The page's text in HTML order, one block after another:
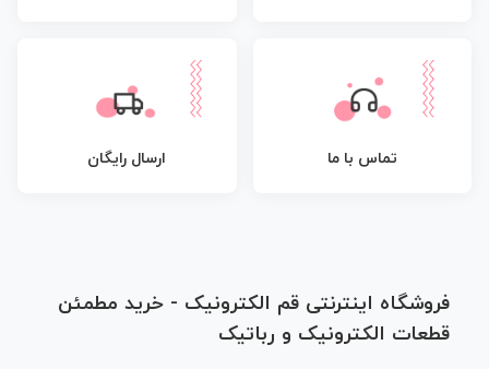
تماس با ما ارسال رایگان
فروشگاه اینترنتی قم الکترونیک - خرید مطمئن
قطعات الکترونیک و رباتیک